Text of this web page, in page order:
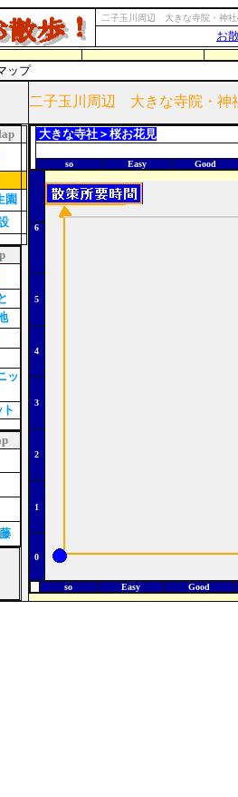
二子玉川周辺 大きな寺院・神
お
ップ
二子玉川周辺 大きな寺院・神
園
ッ
ト
大きな寺社＞桜お花見
so Easy Good
6
5
4
3
2
1
0
so Easy Good